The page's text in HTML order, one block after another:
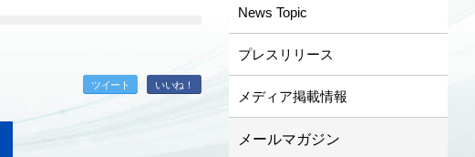
ツイート いいね！
News Topic
プレスリリース
メディア掲載情報
メールマガジン